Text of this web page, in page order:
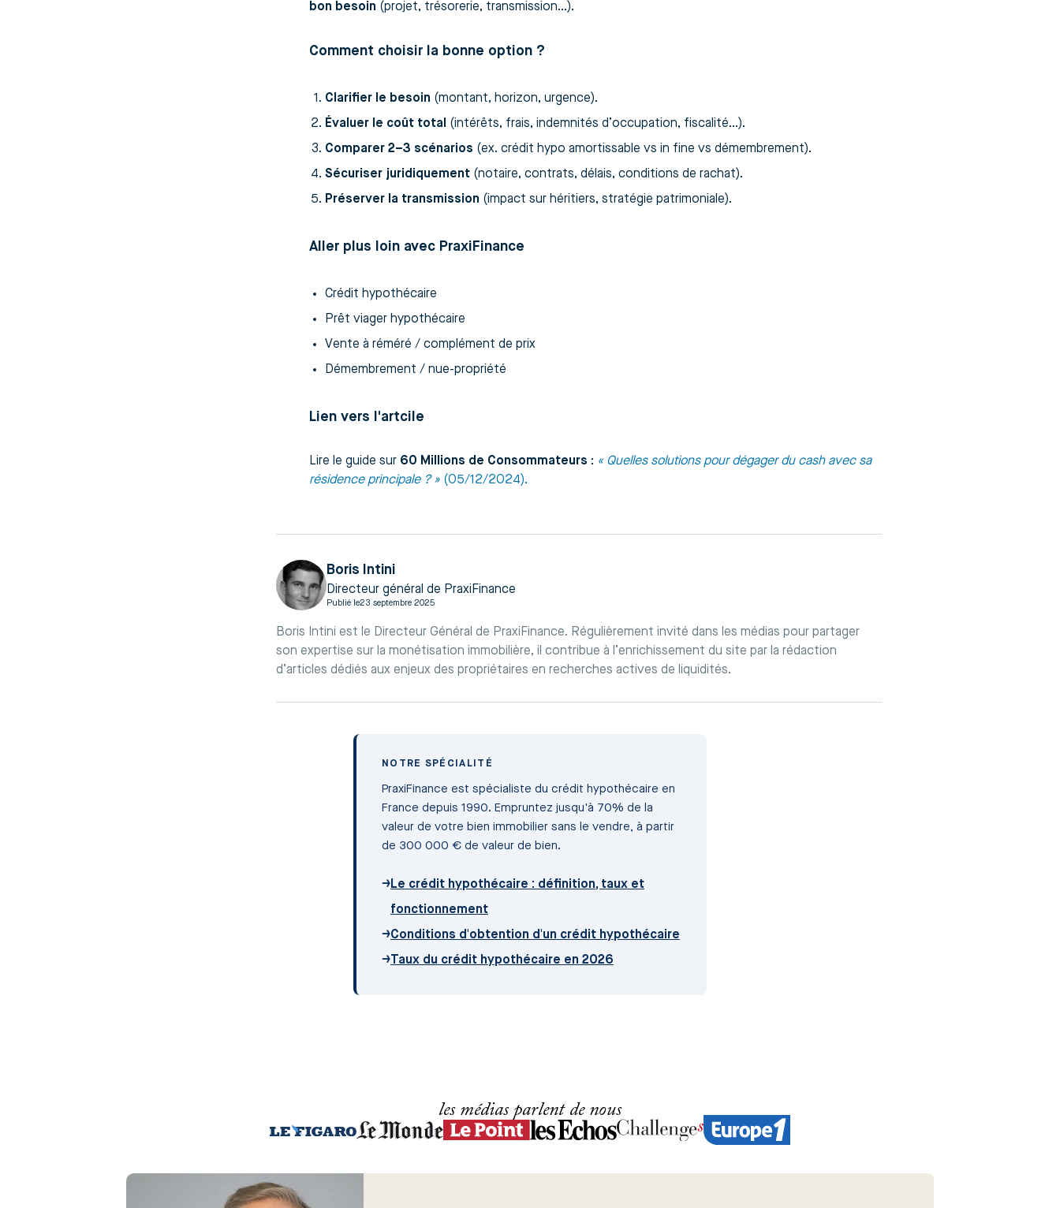
bon besoin (projet, trésorerie, transmission…).
Comment choisir la bonne option ?
Clarifier le besoin (montant, horizon, urgence).
Évaluer le coût total
(intérêts, frais, indemnités d’occupation, fiscalité…).
Comparer 2–3 scénarios (ex. crédit hypo amortissable vs in fine vs démembrement).
Sécuriser juridiquement (notaire, contrats, délais, conditions de rachat).
Préserver la transmission (impact sur héritiers, stratégie patrimoniale).
Aller plus loin avec PraxiFinance
Crédit hypothécaire
Prêt viager hypothécaire
Vente à réméré / complément de prix
Démembrement / nue-propriété
Lien vers l'artcile
Lire le guide sur 60 Millions de Consommateurs : « Quelles solutions pour dégager du cash avec sa
résidence principale ? » (05/12/2024).
Boris Intini
Directeur général de PraxiFinance
Publié le23 septembre 2025
Boris Intini est le Directeur Général de PraxiFinance. Régulièrement invité dans les médias pour partager
son expertise sur la monétisation immobilière, il contribue à l’enrichissement du site par la rédaction
d’articles dédiés aux enjeux des propriétaires en recherches actives de liquidités.
NOTRE SPÉCIALITÉ
PraxiFinance est spécialiste du crédit hypothécaire en
France depuis 1990. Empruntez jusqu'à 70% de la
valeur de votre bien immobilier sans le vendre, à partir
de 300 000 € de valeur de bien.
→Le crédit hypothécaire : définition, taux et
fonctionnement
→Conditions d'obtention d'un crédit hypothécaire
→ Taux du crédit hypothécaire en 2026
les médias parlent de nous